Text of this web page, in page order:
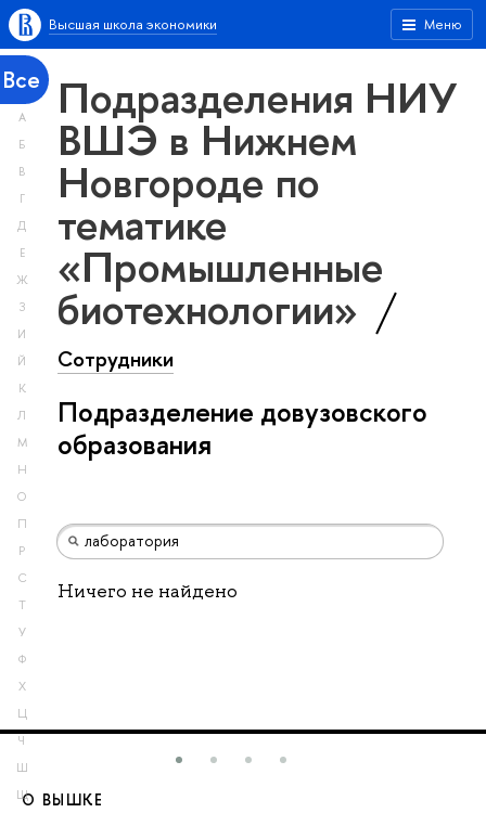
Меню
Высшая школа экономики
Все
А
Б
В
Г
Д
Е
Ж
З
И
Й
К
Л
М
Н
О
П
Р
С
Т
У
Ф
Х
Ц
Ч
Ш
Щ
Подразделения НИУ
ВШЭ в Нижнем
Новгороде по
тематике
«Промышленные
биотехнологии»
Сотрудники
Подразделение довузовского
образования
Ничего не найдено
О ВЫШКЕ